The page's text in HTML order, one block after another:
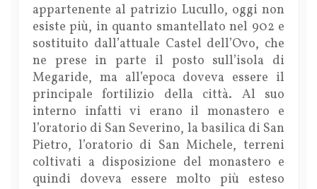
appartenente al patrizio Lucullo, oggi non
esiste più, in quanto smantellato nel 902 e
sostituito dall’attuale Castel dell’Ovo, che
ne prese in parte il posto sull’isola di
Megaride, ma all’epoca doveva essere il
principale fortilizio della città. Al suo
interno infatti vi erano il monastero e
l’oratorio di San Severino, la basilica di San
Pietro, l’oratorio di San Michele, terreni
coltivati a disposizione del monastero e
quindi doveva essere molto più esteso